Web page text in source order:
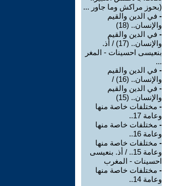
(بحوز مراكش وما جاور ...
- في الدين والقيم
والإنسان.. (18)
- في الدين والقيم
والإنسان.. (17) / أذ.
بنعيسى احسينات - المغر
...
- في الدين والقيم
والإنسان.. (16) /
- في الدين والقيم
والإنسان.. (15)
- مختلفات خاصة منها
وعامة 17..
- مختلفات خاصة منها
وعامة 16..
- مختلفات خاصة منها
وعامة 15.. / أذ. بنعيسى
احسينات - المغرب
- مختلفات خاصة منها
وعامة 14..